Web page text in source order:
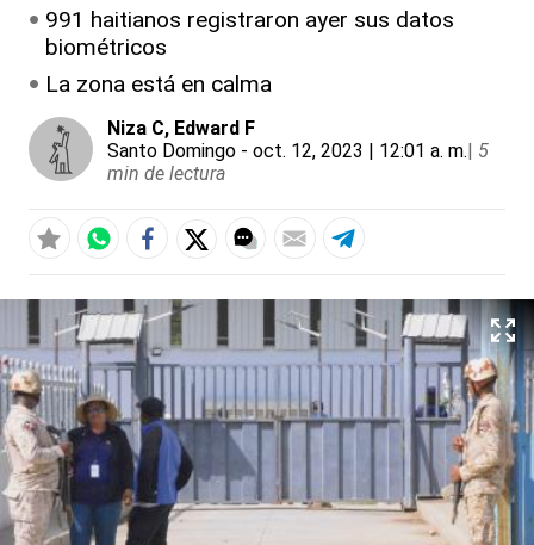
991 haitianos registraron ayer sus datos
biométricos
La zona está en calma
Niza C, Edward F
Santo Domingo - oct. 12, 2023 | 12:01 a. m.| 5
min de lectura